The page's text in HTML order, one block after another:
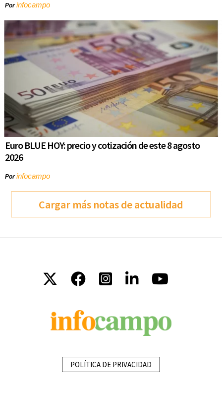
Porinfocampo
Euro BLUE HOY: precio y cotización de este 8 agosto
2026
Porinfocampo
Cargar más notas de actualidad
POLÍTICA DE PRIVACIDAD